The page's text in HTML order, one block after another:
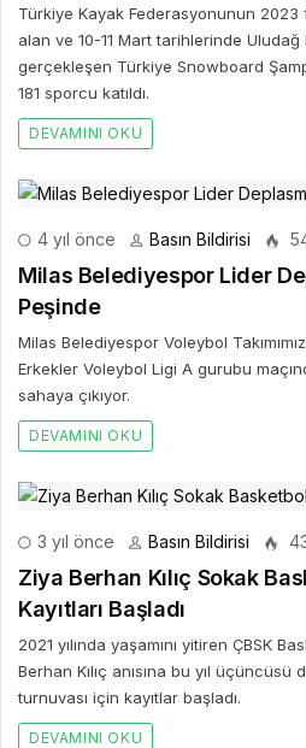
Türkiye Kayak Federasyonunun 2023
alan ve 10-11 Mart tarihlerinde Uludağ
gerçekleşen Türkiye Snowboard
181 sporcu katıldı.
DEVAMINI OKU
4 yıl önce Basın Bildirisi
Milas Belediyespor Lider Deplasmanda Galibiyet
Peşinde
Milas Belediyespor Voleybol
Erkekler Voleybol Ligi A gurubu
sahaya çıkıyor.
DEVAMINI OKU
3 yıl önce Basın Bildirisi
Ziya Berhan Kılıç Sokak
Kayıtları Başladı
2021 yılında yaşamını yitiren ÇBSK
Berhan Kılıç anısına bu yıl
turnuvası için kayıtlar başladı.
DEVAMINI OKU